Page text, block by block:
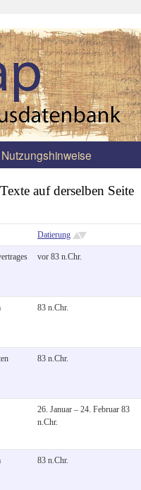
Nutzungshinweise
Texte auf derselben Seite
Datierung
vor 83 n.Chr.
83 n.Chr.
83 n.Chr.
26. Januar – 24. Februar 83
n.Chr.
83 n.Chr.